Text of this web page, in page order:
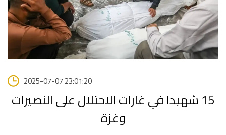
2025-07-07 23:01:20
15 شهيدا في غارات الاحتلال على النصيرات
وغزة